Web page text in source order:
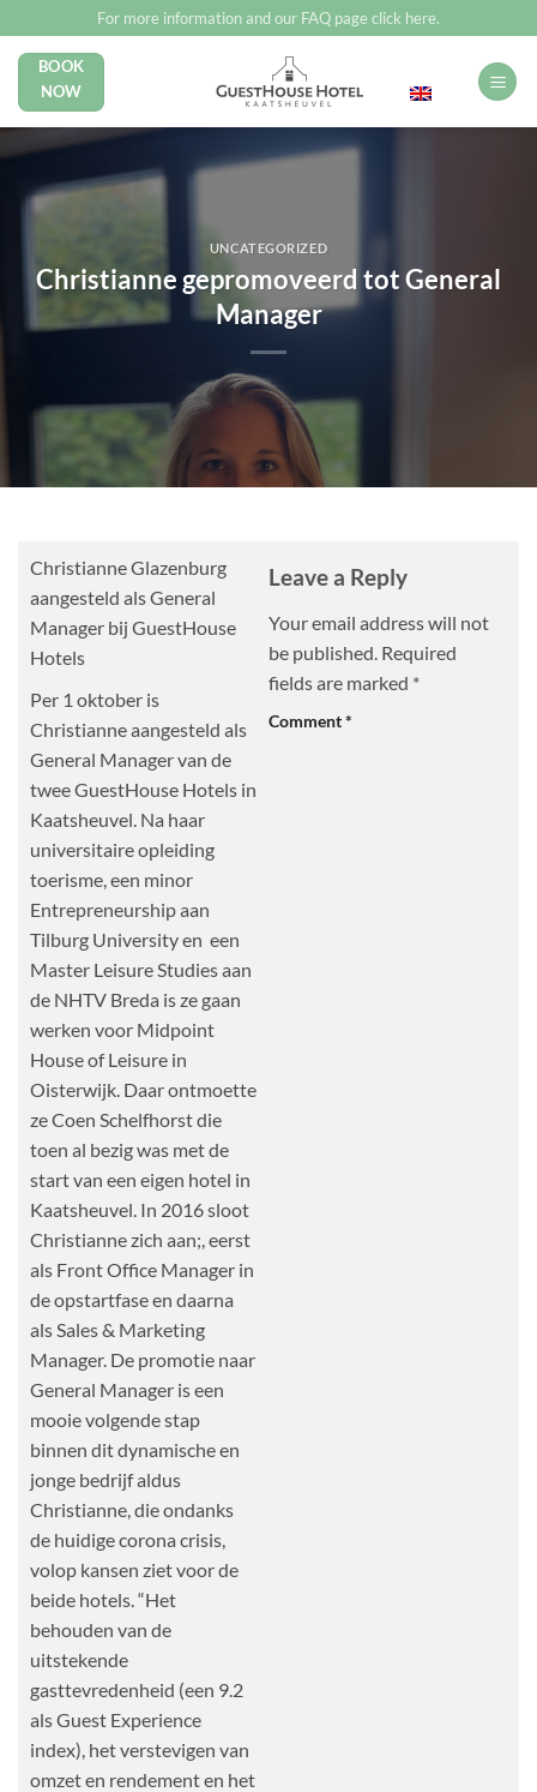
to
content
For more information and our FAQ page click here.
BOOK
NOW
UNCATEGORIZED
Christianne gepromoveerd tot General
Manager
Christianne Glazenburg
aangesteld als General
Manager bij GuestHouse
Hotels
Per 1 oktober is
Christianne aangesteld als
General Manager van de
twee GuestHouse Hotels in
Kaatsheuvel. Na haar
universitaire opleiding
toerisme, een minor
Entrepreneurship aan
Tilburg University en een
Master Leisure Studies aan
de NHTV Breda is ze gaan
werken voor Midpoint
House of Leisure in
Oisterwijk. Daar ontmoette
ze Coen Schelfhorst die
toen al bezig was met de
start van een eigen hotel in
Kaatsheuvel. In 2016 sloot
Christianne zich aan;, eerst
als Front Office Manager in
de opstartfase en daarna
als Sales & Marketing
Manager. De promotie naar
General Manager is een
mooie volgende stap
binnen dit dynamische en
jonge bedrijf aldus
Christianne, die ondanks
de huidige corona crisis,
volop kansen ziet voor de
beide hotels. “Het
behouden van de
uitstekende
gasttevredenheid (een 9.2
als Guest Experience
index), het verstevigen van
omzet en rendement en het
Leave a Reply
Your email address will not
be published. Required
fields are marked *
Comment*